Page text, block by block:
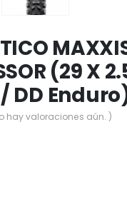
(29 X
DD
hay valoraciones aún. )